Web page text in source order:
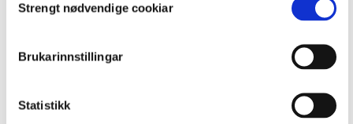
Selection
Strengt nødvendige cookiar
Brukarinnstillingar
Statistikk
Siren Erichsen
Sekretær for utvalet er .